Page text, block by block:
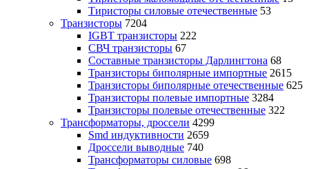
Тиристоры силовые отечественные 53
Транзисторы 7204
IGBT транзисторы 222
СВЧ транзисторы 67
Составные транзисторы Дарлингтона 68
Транзисторы биполярные импортные 2615
Транзисторы биполярные отечественные 625
Транзисторы полевые импортные 3284
Транзисторы полевые отечественные 322
Трансформаторы, дроссели 4299
Smd индуктивности 2659
Дроссели выводные 740
Трансформаторы силовые 698